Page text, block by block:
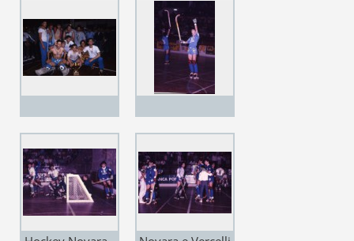
Dal Lago
abbracciati ! Una
foto che vale più
di mille parole!